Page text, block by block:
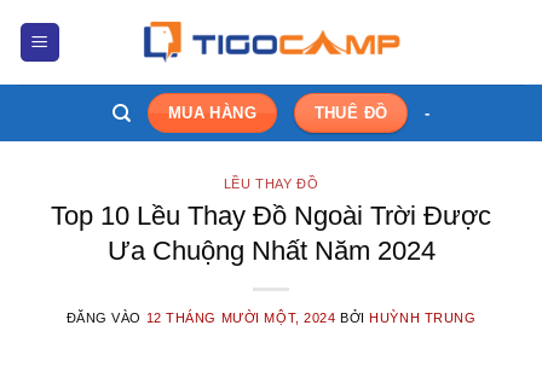
MUA HÀNG THUÊ ĐỒ -
LỀU THAY ĐỒ
Top 10 Lều Thay Đồ Ngoài Trời Được
Ưa Chuộng Nhất Năm 2024
ĐĂNG VÀO 12 THÁNG MƯỜI MỘT, 2024 BỞIHUỲNH TRUNG